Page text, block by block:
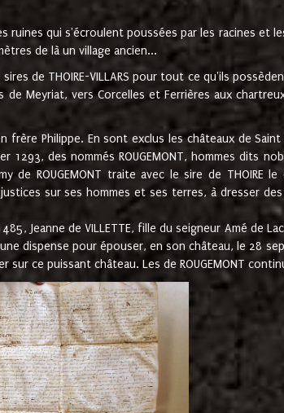
qui s'écroulent poussées par les racines et
de là un village ancien...
sires de THOIRE-VILLARS pour tout ce qu'ils
Meyriat, vers Corcelles et Ferrières aux
Philippe. En sont exclus les châteaux de
des nommés ROUGEMONT, hommes dits
de ROUGEMONT traite avec le sire de THOIRE
sur ses hommes et ses terres, à dresser
Jeanne de VILLETTE, fille du seigneur Amé de
dispense pour épouser, en son château, le 28
ce puissant château. Les de ROUGEMONT